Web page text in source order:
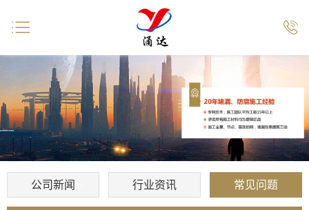
公司新闻 行业资讯 常见问题
 